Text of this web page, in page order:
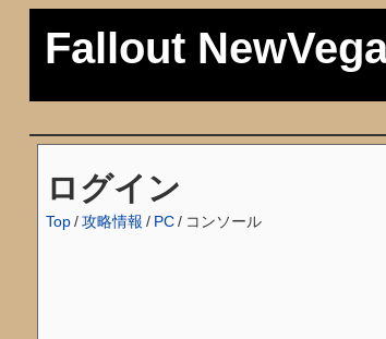
Fallout
ログイン
Top/攻略情報 / PC / コンソール